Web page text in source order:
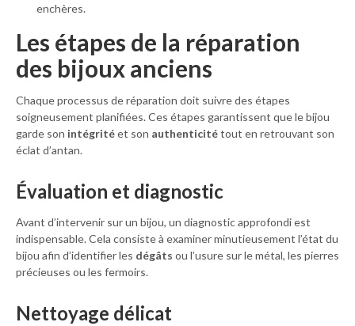
enchères.
Les étapes de la réparation
des bijoux anciens
Chaque processus de réparation doit suivre des étapes
soigneusement planifiées. Ces étapes garantissent que le bijou
garde son intégritéet son authenticitétout en retrouvant son
éclat d’antan.
Évaluation et diagnostic
Avant d’intervenir sur un bijou, un diagnostic approfondi est
indispensable. Cela consiste à examiner minutieusement l’état du
bijou afin d’identifier les dégâts ou l’usure sur le métal, les pierres
précieuses ou les fermoirs.
Nettoyage délicat